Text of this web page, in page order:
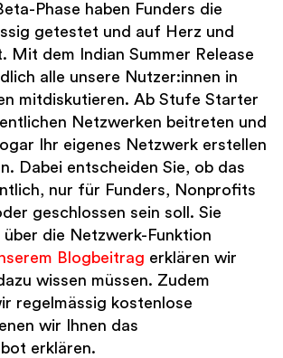
Phase haben Funders die
getestet und auf Herz und
Mit dem Indian Summer Release
alle unsere Nutzer:innen in
mitdiskutieren. Ab Stufe Starter
Netzwerken beitreten und
Ihr eigenes Netzwerk erstellen
Dabei entscheiden Sie, ob das
nur für Funders, Nonprofits
geschlossen sein soll. Sie
die Netzwerk-Funktion
Blogbeitrag erklären wir
wissen müssen. Zudem
regelmässig kostenlose
wir Ihnen das
erklären.